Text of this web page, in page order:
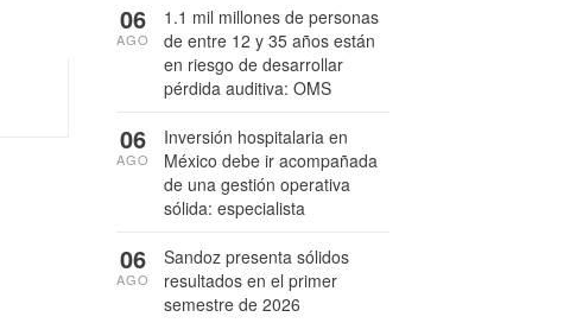
1.1 mil millones de personas
de entre 12 y 35 años están
en riesgo de desarrollar
pérdida auditiva: OMS
06
AGO
Inversión hospitalaria en
México debe ir acompañada
de una gestión operativa
sólida: especialista
06
AGO
Sandoz presenta sólidos
resultados en el primer
semestre de 2026
06
AGO